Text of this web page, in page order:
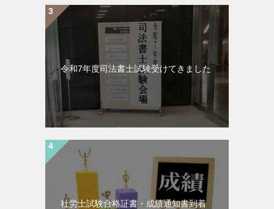
令和7年度司法書士試験受けてきました
社労士試験合格証書・成績通知書到着